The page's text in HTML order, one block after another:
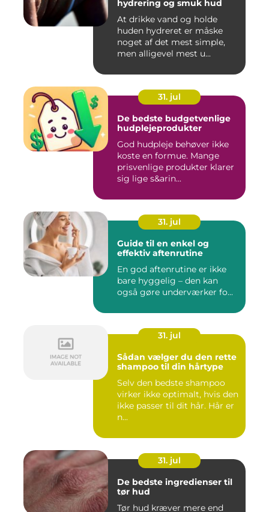
hydrering og smuk hud
At drikke vand og holde
huden hydreret er måske
noget af det mest simple,
men alligevel mest u...
31. jul
De bedste budgetvenlige
hudplejeprodukter
God hudpleje behøver ikke
koste en formue. Mange
prisvenlige produkter klarer
sig lige s&arin...
31. jul
Guide til en enkel og
effektiv aftenrutine
En god aftenrutine er ikke
bare hyggelig – den kan
også gøre underværker fo...
31. jul
Sådan vælger du den rette
shampoo til din hårtype
Selv den bedste shampoo
virker ikke optimalt, hvis den
ikke passer til dit hår. Hår er
n...
31. jul
De bedste ingredienser til
tør hud
Tør hud kræver mere end